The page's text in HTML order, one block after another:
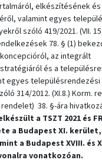
elkészítésének és
valamint egyes
szóló 419/2021. (VII.
78. § (1)
az integrált
és a
egyes településrendezési
314/2012. (XI.8.) Korm.
38. §-ára
a TSZT 2021 és
a Budapest XI. kerület,
a Budapest XVIII. és
vonatkozóan.